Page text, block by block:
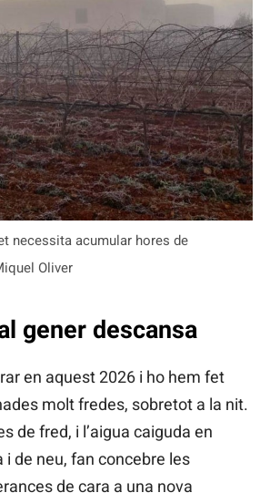
necessita acumular hores de
Oliver
gener descansa
en aquest 2026 i ho hem fet
molt fredes, sobretot a la nit.
de fred, i l’aigua caiguda en
i de neu, fan concebre les
de cara a una nova